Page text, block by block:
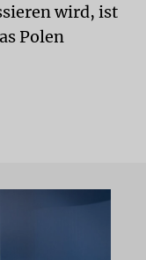
wird, ist
Polen